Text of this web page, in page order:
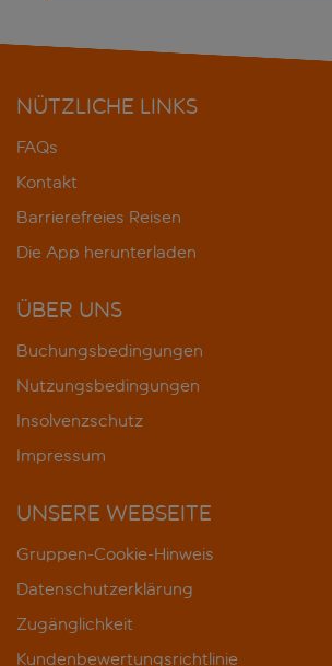
NÜTZLICHE LINKS
FAQs
Kontakt
Barrierefreies Reisen
Die App herunterladen
ÜBER UNS
Buchungsbedingungen
Nutzungsbedingungen
Insolvenzschutz
Impressum
UNSERE WEBSEITE
Gruppen-Cookie-Hinweis
Datenschutzerklärung
Zugänglichkeit
Kundenbewertungsrichtlinie